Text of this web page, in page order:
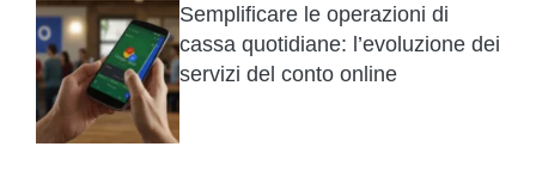
Semplificare le operazioni di
cassa quotidiane: l’evoluzione dei
servizi del conto online